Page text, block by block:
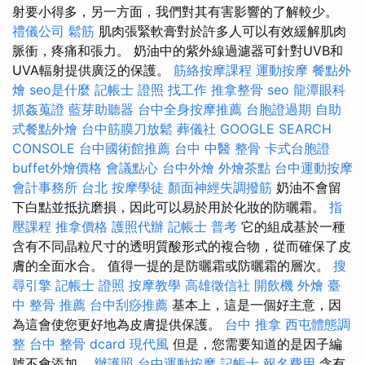
射要小得多，另一方面，我們對其有害影響的了解較少。
禮儀公司 鬆筋 肌肉張緊軟膏對於許多人可以有效緩解肌肉
脈衝，疼痛和張力。 奶油中的紫外線過濾器可針對UVB和
UVA輻射提供廣泛的保護。 筋絡按摩課程 運動按摩 餐點外
燴 seo是什麼 記帳士 證照 找工作 推拿整骨 seo 龍潭眼科
抓姦蒐證 藍芽助聽器 台中全身按摩推薦 台胞證過期 自助
式餐點外燴 台中筋膜刀放鬆 葬儀社 GOOGLE SEARCH
CONSOLE 台中國術館推薦 台中 中醫 整骨 卡式台胞證
buffet外燴價格 會議點心 台中外燴 外燴茶點 台中運動按摩
會計事務所 台北 按摩學徒 顏面神經失調撥筋 奶油不會留
下白點並抵抗磨損，因此可以易於用於化妝的防曬霜。 指
壓課程 推拿價格 護照代辦 記帳士 普考 它的組成基於一種
含有不同晶粒尺寸的透明質酸形式的複合物，從而確保了皮
膚的全面水合。 值得一提的是防曬霜或防曬霜的層次。 搜
尋引擎 記帳士 證照 按摩教學 高雄徵信社 開飲機 外燴 臺
中 整骨 推薦 台中刮痧推薦 基本上，這是一個好主意，因
為這會使您更好地為皮膚提供保護。 台中 推拿 西屯體態調
整 台中 整骨 dcard 現代風 但是，您需要知道的是因子編